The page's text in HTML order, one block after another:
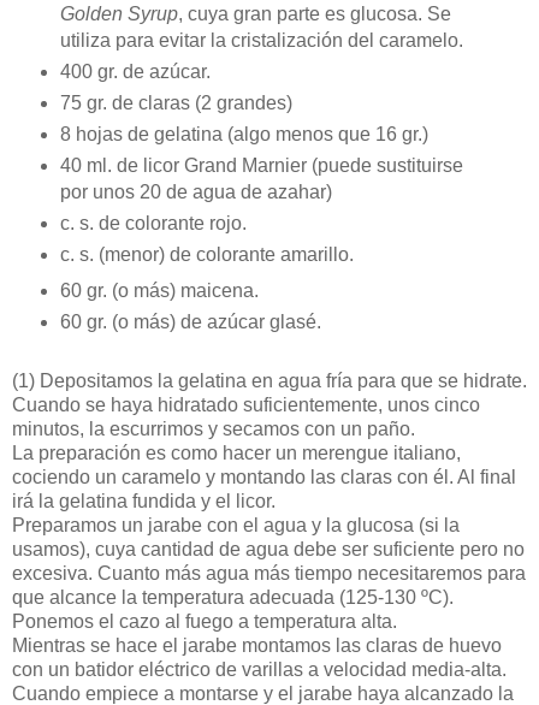
Golden Syrup, cuya gran parte es glucosa. Se
utiliza para evitar la cristalización del caramelo.
400 gr. de azúcar.
75 gr. de claras (2 grandes)
8 hojas de gelatina (algo menos que 16 gr.)
40 ml. de licor Grand Marnier (puede sustituirse
por unos 20 de agua de azahar)
c. s. de colorante rojo.
c. s. (menor) de colorante amarillo.
60 gr. (o más) maicena.
60 gr. (o más) de azúcar glasé.
(1) Depositamos la gelatina en agua fría para que se hidrate.
Cuando se haya hidratado suficientemente, unos cinco
minutos, la escurrimos y secamos con un paño.
La preparación es como hacer un merengue italiano,
cociendo un caramelo y montando las claras con él. Al final
irá la gelatina fundida y el licor.
Preparamos un jarabe con el agua y la glucosa (si la
usamos), cuya cantidad de agua debe ser suficiente pero no
excesiva. Cuanto más agua más tiempo necesitaremos para
que alcance la temperatura adecuada (125-130 ºC).
Ponemos el cazo al fuego a temperatura alta.
Mientras se hace el jarabe montamos las claras de huevo
con un batidor eléctrico de varillas a velocidad media-alta.
Cuando empiece a montarse y el jarabe haya alcanzado la